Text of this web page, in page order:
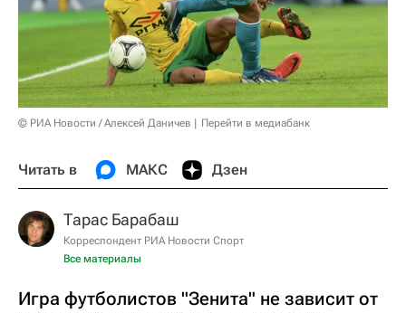
© РИА Новости / Алексей Даничев Перейти в медиабанк
Читать в МАКС Дзен
Тарас Барабаш
Корреспондент РИА Новости Спорт
Все материалы
Игра футболистов "Зенита" не зависит от